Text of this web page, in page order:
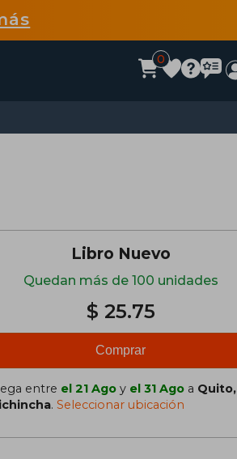
0
Libro Nuevo
Quedan más de 100 unidades
$ 25.75
Comprar
entre el 21 Ago y el 31 Ago a Quito,
. Seleccionar ubicación